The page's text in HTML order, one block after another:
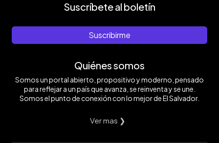
Suscríbete al boletín
Suscribirme
Quiénes somos
Somos un portal abierto, propositivo y moderno, pensado
para reflejar a un país que avanza, se reinventa y se une.
Somos el punto de conexión con lo mejor de El Salvador.
Ver mas ❯